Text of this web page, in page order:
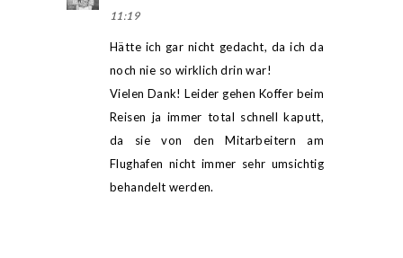
11:19
Hätte ich gar nicht gedacht, da ich da
noch nie so wirklich drin war!
Vielen Dank! Leider gehen Koffer beim
Reisen ja immer total schnell kaputt,
da sie von den Mitarbeitern am
Flughafen nicht immer sehr umsichtig
behandelt werden.